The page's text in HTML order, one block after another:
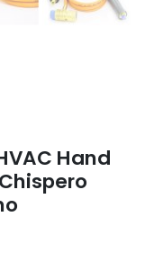
Hand